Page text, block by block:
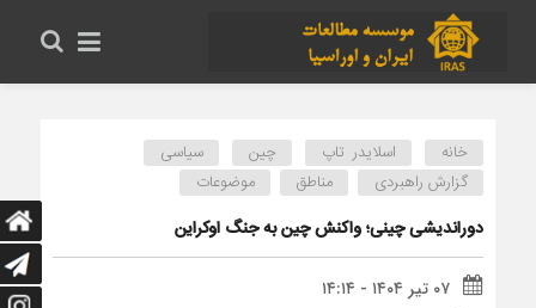
خانه اسلایدر تاپ چین
سیاسی
گزارش راهبردی
مناطق موضوعات
دوراندیشی چینی؛ واکنش چین به جنگ اوکراین
۰۷ تیر ۱۴۰۴ - ۱۴:۱۴